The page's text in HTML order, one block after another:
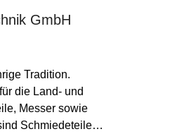
GmbH
Tradition.
die Land- und
Messer sowie
Schmiedeteile